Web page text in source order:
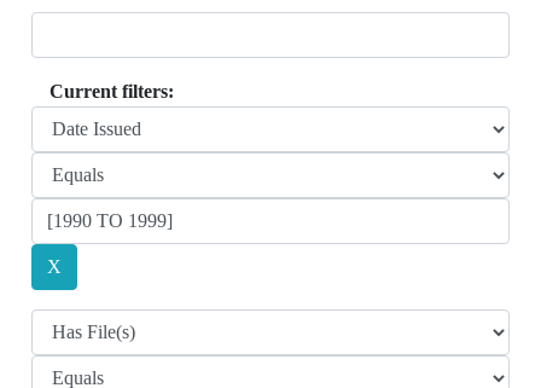
Current filters: